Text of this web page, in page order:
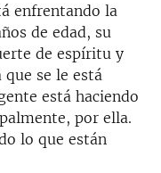
enfrentando la
de edad, su
de espíritu y
se le está
está haciendo
por ella.
lo que están